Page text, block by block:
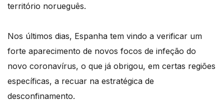
território norueguês.
Nos últimos dias, Espanha tem vindo a verificar um
forte aparecimento de novos focos de infeção do
novo coronavírus, o que já obrigou, em certas regiões
específicas, a recuar na estratégica de
desconfinamento.